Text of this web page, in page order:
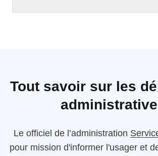
Tout savoir sur les
Le officiel de l’administration
pour mission d'informer l'usager et